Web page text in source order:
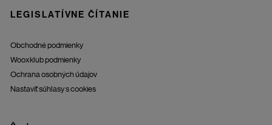
LEGISLATÍVNE ČÍTANIE
Obchodné podmienky
Wooxklub podmienky
Ochrana osobných údajov
Nastaviť súhlasy s cookies